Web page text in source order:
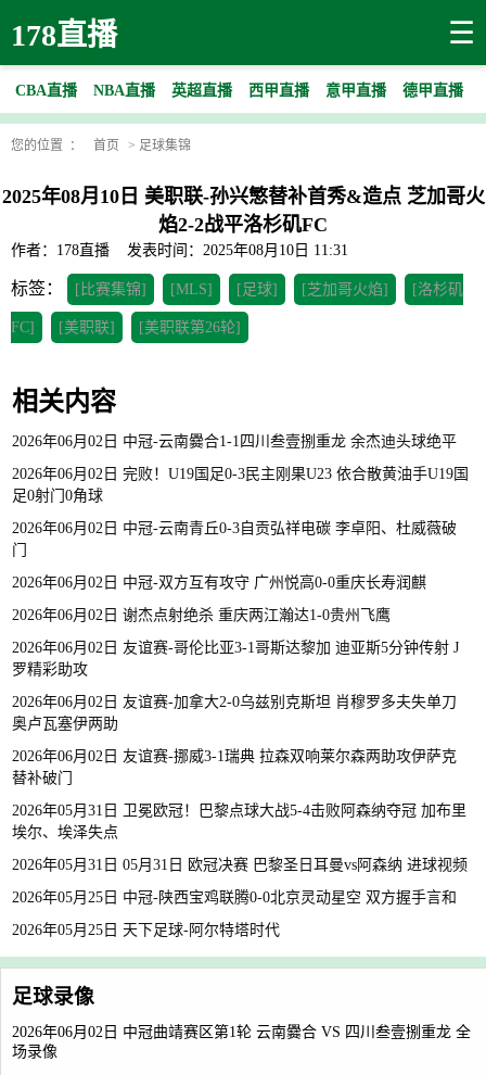
178直播 ☰
CBA直播 NBA直播 英超直播 西甲直播 意甲直播 德甲直播
您的位置 ： 首页 > 足球集锦
2025年08月10日 美职联-孙兴慜替补首秀&造点 芝加哥火
焰2-2战平洛杉矶FC
作者：178直播 发表时间：2025年08月10日 11:31
标签： [比赛集锦] [MLS] [足球] [芝加哥火焰] [洛杉矶
FC] [美职联] [美职联第26轮]
相关内容
2026年06月02日 中冠-云南爨合1-1四川叁壹捌重龙 余杰迪头球绝平
2026年06月02日 完败！U19国足0-3民主刚果U23 依合散黄油手U19国
足0射门0角球
2026年06月02日 中冠-云南青丘0-3自贡弘祥电碳 李卓阳、杜威薇破
门
2026年06月02日 中冠-双方互有攻守 广州悦高0-0重庆长寿润麒
2026年06月02日 谢杰点射绝杀 重庆两江瀚达1-0贵州飞鹰
2026年06月02日 友谊赛-哥伦比亚3-1哥斯达黎加 迪亚斯5分钟传射 J
罗精彩助攻
2026年06月02日 友谊赛-加拿大2-0乌兹别克斯坦 肖穆罗多夫失单刀
奥卢瓦塞伊两助
2026年06月02日 友谊赛-挪威3-1瑞典 拉森双响莱尔森两助攻伊萨克
替补破门
2026年05月31日 卫冕欧冠！巴黎点球大战5-4击败阿森纳夺冠 加布里
埃尔、埃泽失点
2026年05月31日 05月31日 欧冠决赛 巴黎圣日耳曼vs阿森纳 进球视频
2026年05月25日 中冠-陕西宝鸡联腾0-0北京灵动星空 双方握手言和
2026年05月25日 天下足球-阿尔特塔时代
足球录像
2026年06月02日 中冠曲靖赛区第1轮 云南爨合 VS 四川叁壹捌重龙 全
场录像